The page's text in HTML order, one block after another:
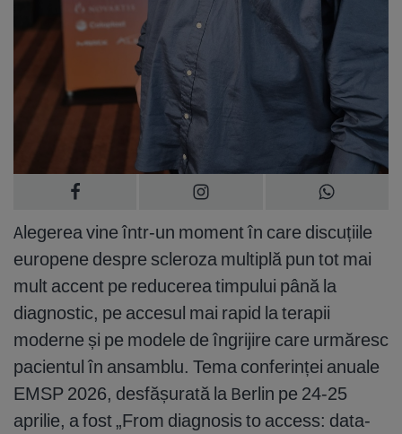
Alegerea vine într-un moment în care discuțiile
europene despre scleroza multiplă pun tot mai
mult accent pe reducerea timpului până la
diagnostic, pe accesul mai rapid la terapii
moderne și pe modele de îngrijire care urmăresc
pacientul în ansamblu. Tema conferinței anuale
EMSP 2026, desfășurată la Berlin pe 24-25
aprilie, a fost „From diagnosis to access: data-